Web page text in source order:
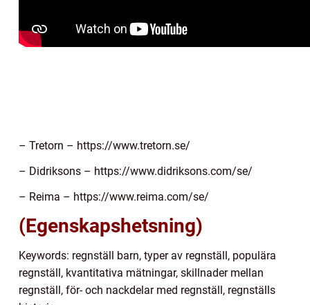
– Tretorn – https://www.tretorn.se/
– Didriksons – https://www.didriksons.com/se/
– Reima – https://www.reima.com/se/
(Egenskapshetsning)
Keywords: regnställ barn, typer av regnställ, populära
regnställ, kvantitativa mätningar, skillnader mellan
regnställ, för- och nackdelar med regnställ, regnställs